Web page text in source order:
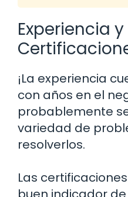
Experiencia y
¡La experiencia
con años en el
probablemente
variedad de
resolverlos.
Las